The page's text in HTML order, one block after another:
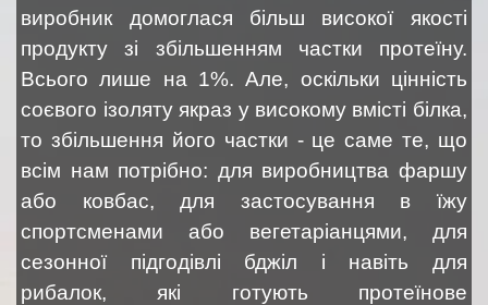
виробник домоглася більш високої якості
продукту зі збільшенням частки протеїну.
Всього лише на 1%. Але, оскільки цінність
соєвого ізоляту якраз у високому вмісті білка,
то збільшення його частки - це саме те, що
всім нам потрібно: для виробництва фаршу
або ковбас, для застосування в їжу
спортсменами або вегетаріанцями, для
сезонної підгодівлі бджіл і навіть для
рибалок, які готують протеїнове